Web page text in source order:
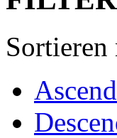
Sortieren